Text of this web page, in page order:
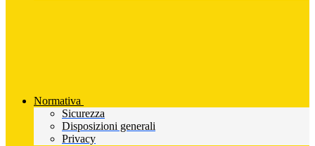
Normativa
Sicurezza
Disposizioni generali
Privacy